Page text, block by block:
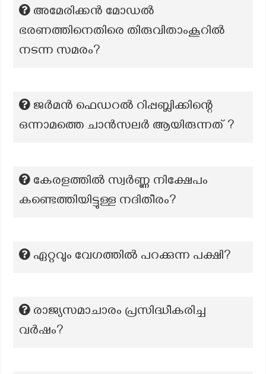
അമേരിക്കൻ മോഡൽ
ഭരണത്തിനെതിരെ തിരുവിതാംകൂറിൽ
നടന്ന സമരം?
ജർമൻ ഫെഡറൽ റിപ്പബ്ലിക്കിന്റെ
ഒന്നാമത്തെ ചാൻസലർ ആയിരുന്നത് ?
കേരളത്തില്‍ സ്വര്‍ണ്ണ നിക്ഷേപം
കണ്ടെത്തിയിട്ടുള്ള നദിതീരം?
ഏറ്റവും വേഗത്തിൽ പറക്കുന്ന പക്ഷി?
രാജ്യസമാചാരം പ്രസിദ്ധീകരിച്ച
വര്‍ഷം?